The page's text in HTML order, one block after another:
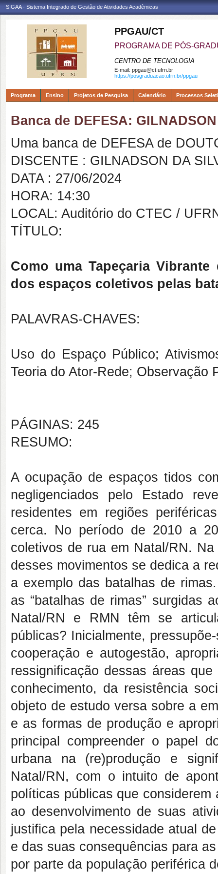
SIGAA - Sistema Integrado de Gestão de Atividades Acadêmicas
PPGAU/CT
PROGRAMA DE PÓS-
CENTRO DE TECNOLOGIA
E-mail: ppgau@ct.ufrn.br
https://posgraduacao.ufrn.br/ppgau
Programa Ensino Projetos de Pesquisa Calendário Processos
Banca de DEFESA:
Uma banca de DEFESA de
DISCENTE : GILNADSON DA
DATA : 27/06/2024
HORA: 14:30
LOCAL: Auditório do CTEC /
TÍTULO:
Como uma Tapeçaria
dos espaços coletivos pelas
PALAVRAS-CHAVES:
Uso do Espaço Público;
Teoria do Ator-Rede; Observação
PÁGINAS: 245
RESUMO:
A ocupação de espaços tidos
negligenciados pelo Estado
residentes em regiões
cerca. No período de 2010 a
coletivos de rua em Natal/RN.
desses movimentos se dedica a
a exemplo das batalhas de
as “batalhas de rimas” surgidas
Natal/RN e RMN têm se
públicas? Inicialmente,
cooperação e autogestão,
ressignificação dessas áreas
conhecimento, da resistência
objeto de estudo versa sobre a
e as formas de produção e
principal compreender o papel
urbana na (re)produção e
Natal/RN, com o intuito de
políticas públicas que
ao desenvolvimento de suas
justifica pela necessidade atual
e das suas consequências para
por parte da população periférica